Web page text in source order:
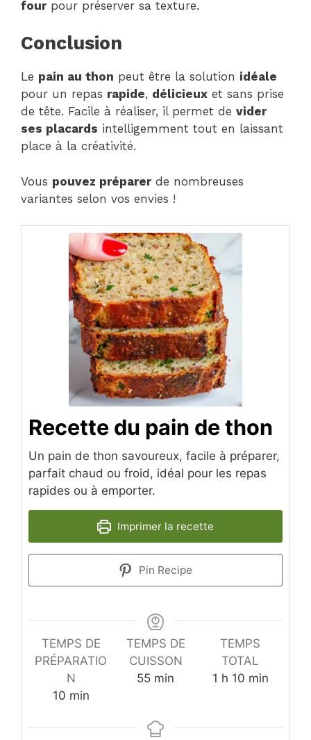
fourpour préserver sa texture.
Conclusion
Le pain au thon peut être la solution idéale
pour un repas rapide, délicieux et sans prise
de tête. Facile à réaliser, il permet de vider
ses placards intelligemment tout en laissant
place à la créativité.
Vous pouvez préparerde nombreuses
variantes selon vos envies !
Recette du pain de thon
Un pain de thon savoureux, facile à préparer,
parfait chaud ou froid, idéal pour les repas
rapides ou à emporter.
Imprimer la recette
Pin Recipe
TEMPS DE
PRÉPARATIO
N
10minutes
min
TEMPS DE
CUISSON
55minutes
min
TEMPS
TOTAL
1 heure
h 10minutes
min